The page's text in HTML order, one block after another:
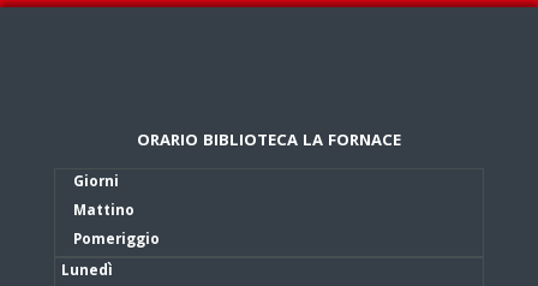
ORARIO BIBLIOTECA LA FORNACE
Giorni
Mattino
Pomeriggio
Lunedì